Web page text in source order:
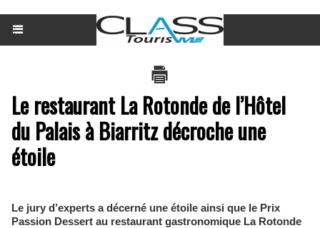
Le restaurant La Rotonde de l’Hôtel
du Palais à Biarritz décroche une
étoile
Le jury d’experts a décerné une étoile ainsi que le Prix
Passion Dessert au restaurant gastronomique La Rotonde